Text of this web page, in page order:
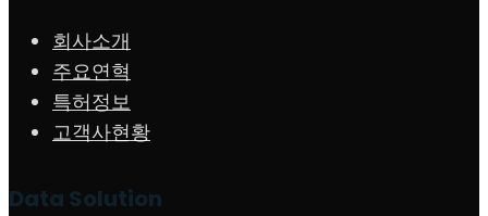
회사소개
주요연혁
특허정보
고객사현황
Data Solution